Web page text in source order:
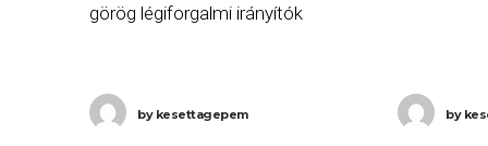
görög légiforgalmi irányítók
sztrájkhoz. A szakszervezetek
bykesettagepem
de
by